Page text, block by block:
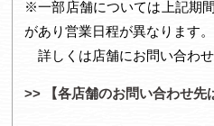
※一部店舗については上記期
があり営業日程が異なります。
詳しくは店舗にお問い合わせ
>> 【各店舗のお問い合わせ先